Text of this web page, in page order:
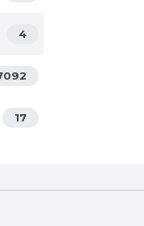
4
17